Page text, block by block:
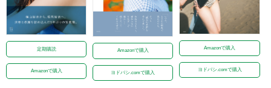
定期購読
Amazonで購入
Amazonで購入
ヨドバシ.comで購入
Amazonで購入
ヨドバシ.comで購入